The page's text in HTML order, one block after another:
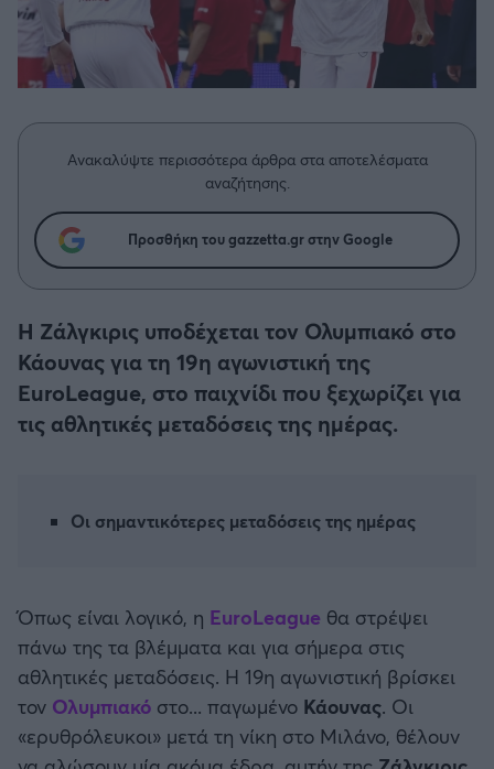
Δημήτρης Τσορμπατζόγλου
Άρης
Λεβαδειακός
ΟΦΗ
Βόλος
Ατρόμητος Αθηνών
Κηφισιά
Αστέρας Τρίπολης
Μπαρτσελόνα
Ρεάλ Μαδρίτης
Ατλέτικο Μαδρίτης
Μεγάλη μου Αγάπη
Μια Ιστορία από την Πόλη
Ανακαλύψτε περισσότερα άρθρα στα αποτελέσματα
αναζήτησης.
Προσθήκη του gazzetta.gr στην Google
Η Ζάλγκιρις υποδέχεται τον Ολυμπιακό στο
Κάουνας για τη 19η αγωνιστική της
EuroLeague, στο παιχνίδι που ξεχωρίζει για
τις αθλητικές μεταδόσεις της ημέρας.
Οι σημαντικότερες μεταδόσεις της ημέρας
Όπως είναι λογικό, η EuroLeague θα στρέψει
πάνω της τα βλέμματα και για σήμερα στις
αθλητικές μεταδόσεις. Η 19η αγωνιστική βρίσκει
τον Ολυμπιακό στο... παγωμένο Κάουνας. Οι
«ερυθρόλευκοι» μετά τη νίκη στο Μιλάνο, θέλουν